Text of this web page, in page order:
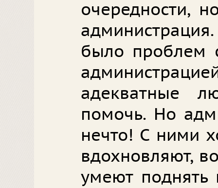
очередности,
было проблем
адекватные
помочь. Но
нечто! С ними
вдохновляют,
умеют поднять